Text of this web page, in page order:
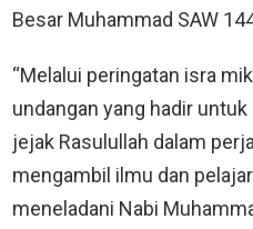
Besar Muhammad SAW
“Melalui peringatan isra
undangan yang hadir
jejak Rasulullah dalam
mengambil ilmu dan
meneladani Nabi